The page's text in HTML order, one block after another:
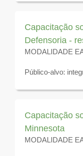
Pública do
Disponível para
Capacitação
Defensoria -
MODALIDADE
Público-alvo:
Disponível para
Capacitação
Minnesota
MODALIDADE